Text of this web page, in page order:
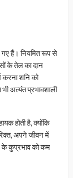
गए हैं। नियमित रूप से
के तेल का दान
करना शनि को
अत्यंत प्रभावशाली
होती है, क्योंकि
अपने जीवन में
के कुप्रभाव को कम